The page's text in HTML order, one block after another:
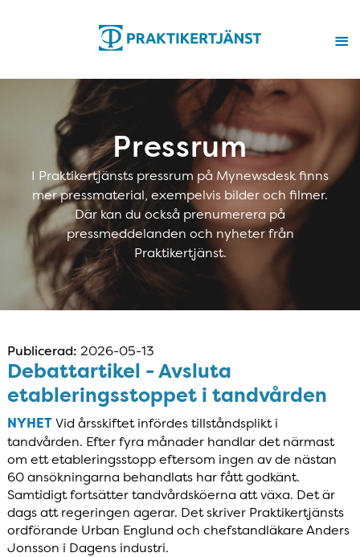
Pressrum
I Praktikertjänsts pressrum på Mynewsdesk finns
mer pressmaterial, exempelvis bilder och filmer.
Där kan du också prenumerera på
pressmeddelanden och nyheter från
Praktikertjänst.
Publicerad: 2026-05-13
Debattartikel - Avsluta
etableringsstoppet i tandvården
NYHET Vid årsskiftet infördes tillståndsplikt i
tandvården. Efter fyra månader handlar det närmast
om ett etableringsstopp eftersom ingen av de nästan
60 ansökningarna behandlats har fått godkänt.
Samtidigt fortsätter tandvårdsköerna att växa. Det är
dags att regeringen agerar. Det skriver Praktikertjänsts
ordförande Urban Englund och chefstandläkare Anders
Jonsson i Dagens industri.